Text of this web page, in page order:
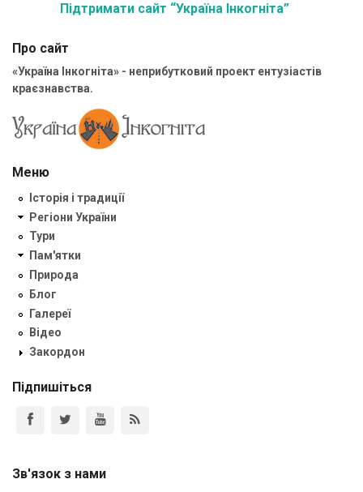
Підтримати сайт “Україна Інкогніта”
Про сайт
«Україна Інкогніта» - неприбутковий проект ентузіастів
краєзнавства.
Меню
Історія і традиції
Регіони України
Тури
Пам'ятки
Природа
Блог
Галереї
Відео
Закордон
Підпишіться
Зв'язок з нами